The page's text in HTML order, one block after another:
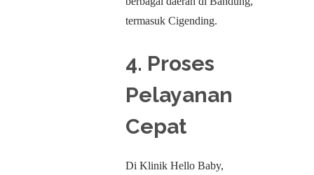
termasuk Cigending.
4. Proses
Pelayanan
Cepat
Di Klinik Hello Baby,